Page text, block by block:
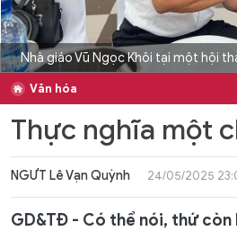
Nhà giáo Vũ Ngọc Khôi tại một hội
Văn hóa
Thực nghĩa một
NGƯT Lê Vạn Quỳnh 24/05/2025
GD&TĐ - Có thể nói, thứ còn